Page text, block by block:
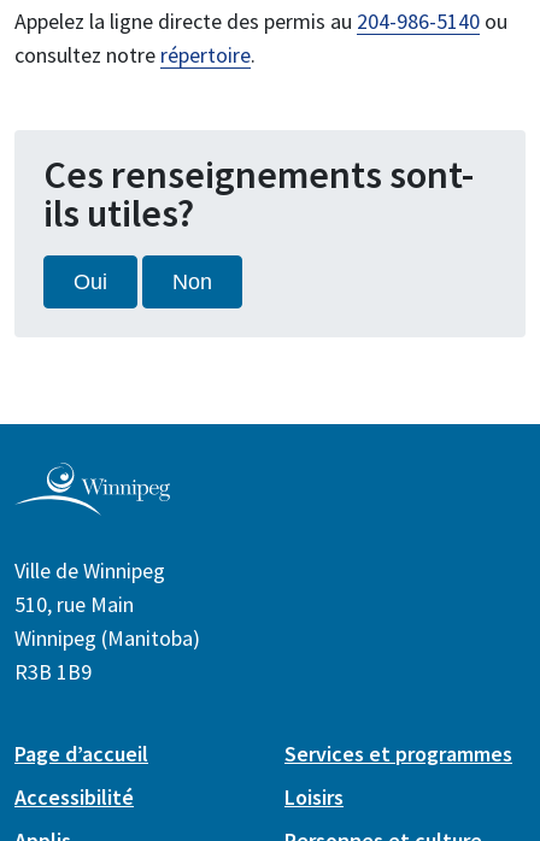
Appelez la ligne directe des permis au 204-986-5140 ou
consultez notre répertoire.
Ces renseignements sont-
ils utiles?
Oui Non
Ville de Winnipeg
510, rue Main
Winnipeg (Manitoba)
R3B 1B9
Page d’accueil
Accessibilité
Services et programmes
Loisirs